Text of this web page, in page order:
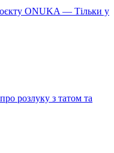
ONUKA — Тільки у
розлуку з татом та